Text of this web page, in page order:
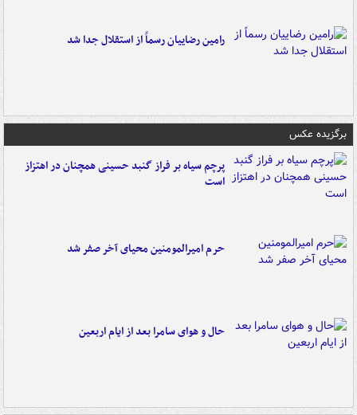
رامین رضاییان رسماً از استقلال جدا شد
برگزیده عکس
پرچم سیاه بر فراز گنبد حسینی همچنان در اهتزاز
است
حرم امیرالمومنین محیای آخر صفر شد
حال و هوای سامرا بعد از ایام اربعین